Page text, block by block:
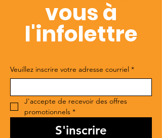
vous à
l'infolettre
Veuillez inscrire votre adresse courriel *
J'accepte de recevoir des offres
promotionnels *
S'inscrire